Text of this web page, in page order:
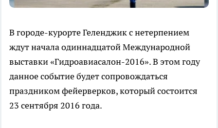
В городе-курорте Геленджик с нетерпением
ждут начала одиннадцатой Международной
выставки «Гидроавиасалон-2016». В этом году
данное событие будет сопровождаться
праздником фейерверков, который состоится
23 сентября 2016 года.